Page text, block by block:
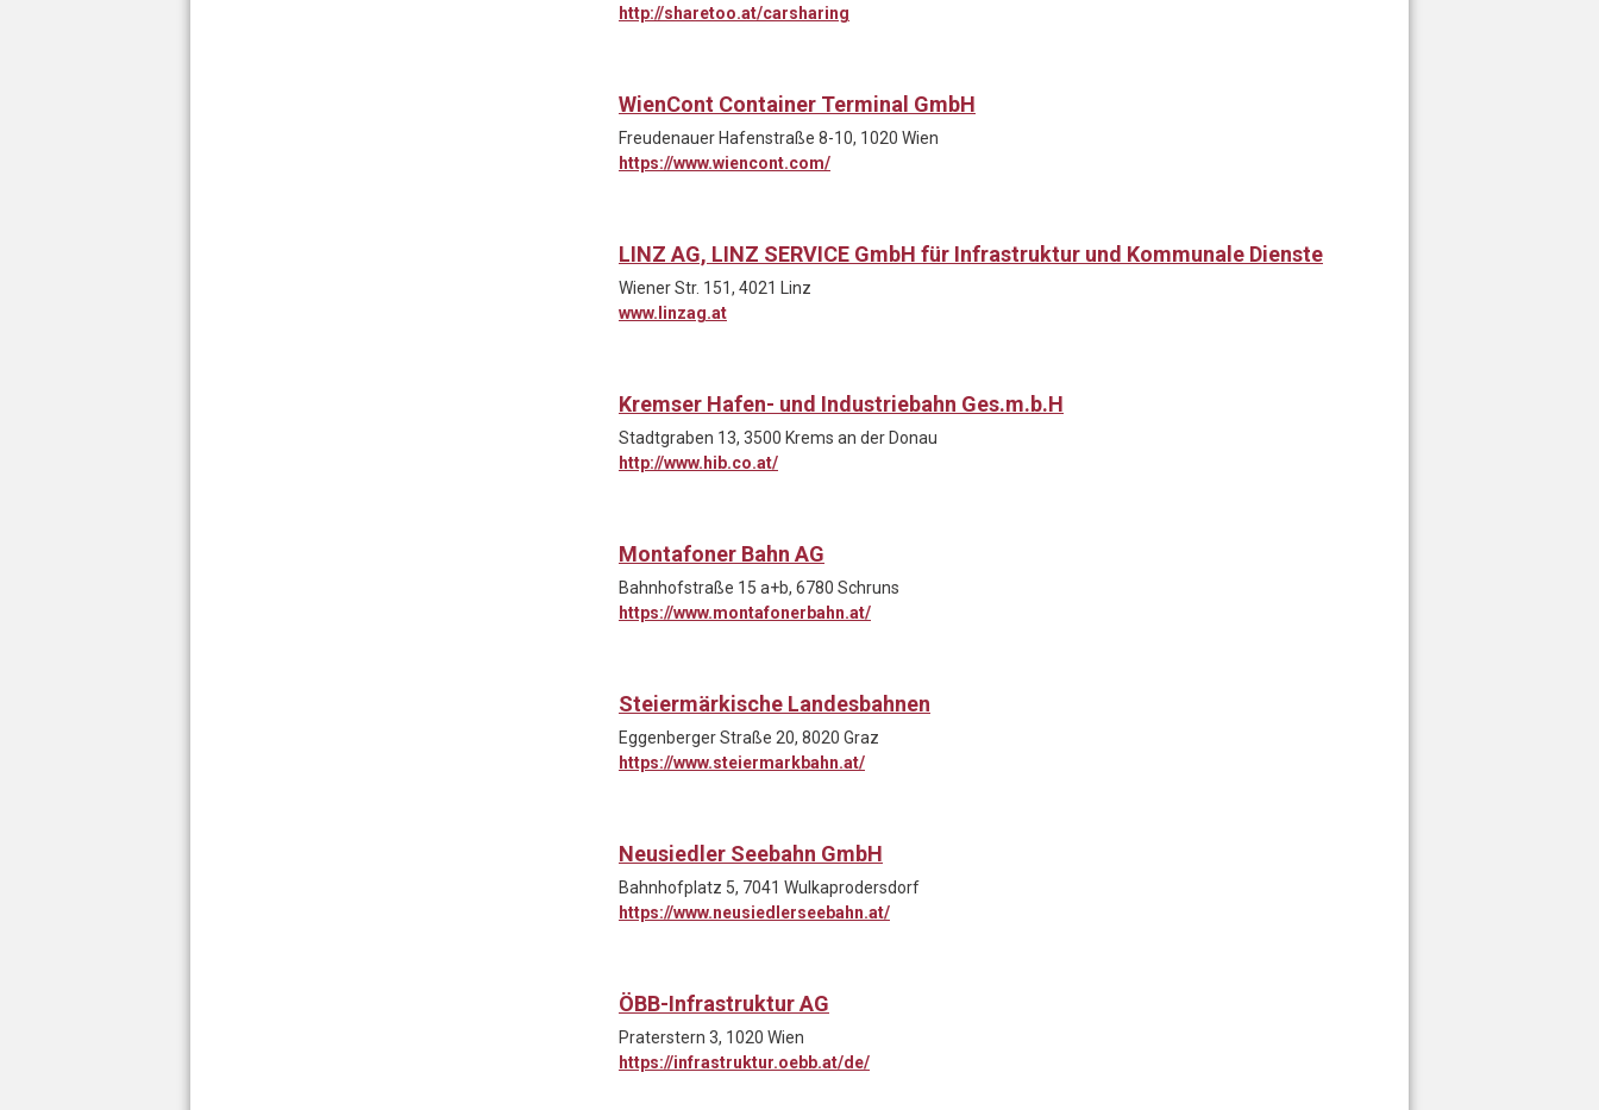
http://sharetoo.at/carsharing
WienCont Container Terminal GmbH
Freudenauer Hafenstraße 8-10, 1020 Wien
https://www.wiencont.com/
LINZ AG, LINZ SERVICE GmbH für Infrastruktur und Kommunale Dienste
Wiener Str. 151, 4021 Linz
www.linzag.at
Kremser Hafen- und Industriebahn Ges.m.b.H
Stadtgraben 13, 3500 Krems an der Donau
http://www.hib.co.at/
Montafoner Bahn AG
Bahnhofstraße 15 a+b, 6780 Schruns
https://www.montafonerbahn.at/
Steiermärkische Landesbahnen
Eggenberger Straße 20, 8020 Graz
https://www.steiermarkbahn.at/
Neusiedler Seebahn GmbH
Bahnhofplatz 5, 7041 Wulkaprodersdorf
https://www.neusiedlerseebahn.at/
ÖBB-Infrastruktur AG
Praterstern 3, 1020 Wien
https://infrastruktur.oebb.at/de/